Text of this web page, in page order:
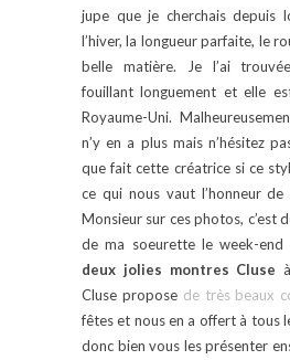
jupe que je cherchais depuis
l’hiver, la longueur parfaite, le
belle matière. Je l’ai
fouillant longuement et elle
Royaume-Uni.
n’y en a plus mais n’hésitez
que fait cette créatrice si ce
ce qui nous vaut l’honneur
Monsieur sur ces photos, c’est
de ma soeurette le week-
deux jolies montres Cluse
Cluse propose de très beaux
fêtes et nous en a offert à tous
donc bien vous les présenter